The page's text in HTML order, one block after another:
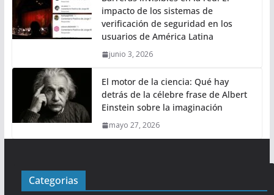
impacto de los sistemas de
verificación de seguridad en los
usuarios de América Latina
junio 3, 2026
El motor de la ciencia: Qué hay
detrás de la célebre frase de Albert
Einstein sobre la imaginación
mayo 27, 2026
Categorias